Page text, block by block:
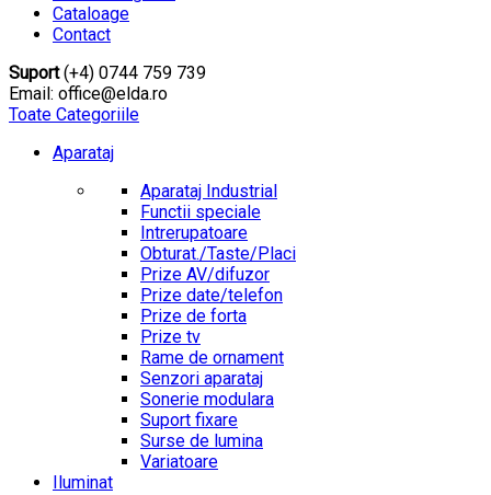
Cataloage
Contact
Suport(+4) 0744 759 739
Email: office@elda.ro
Toate Categoriile
Aparataj
Aparataj Industrial
Functii speciale
Intrerupatoare
Obturat./Taste/Placi
Prize AV/difuzor
Prize date/telefon
Prize de forta
Prize tv
Rame de ornament
Senzori aparataj
Sonerie modulara
Suport fixare
Surse de lumina
Variatoare
Iluminat